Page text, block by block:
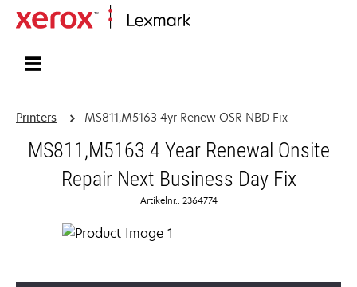
Printers MS811,M5163 4yr Renew OSR NBD Fix
MS811,M5163 4 Year Renewal Onsite
Repair Next Business Day Fix
Artikelnr.: 2364774